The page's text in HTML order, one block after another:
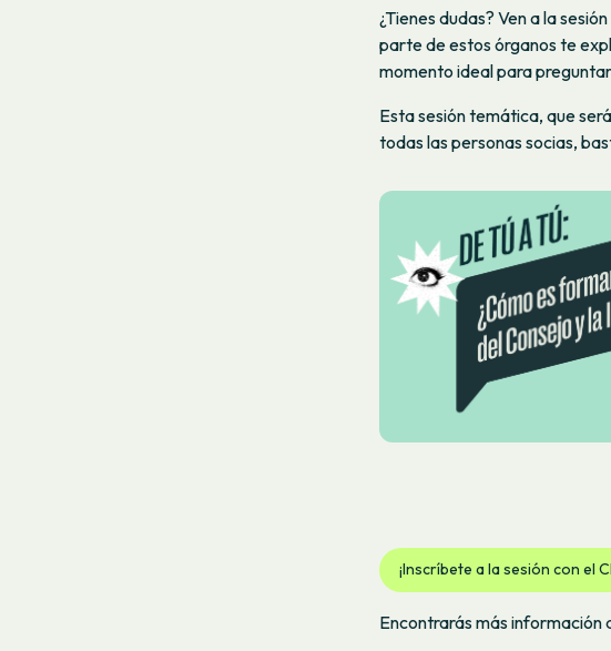
¿Tienes dudas? Ven a la
parte de estos órganos te
momento ideal para
Esta sesión temática, que
todas las personas socias,
¡Inscríbete a la sesión con el
Encontrarás más información